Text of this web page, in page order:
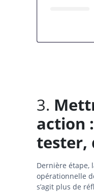
3.
action
tester,
Dernière étape,
opérationnelle
s’agit plus de